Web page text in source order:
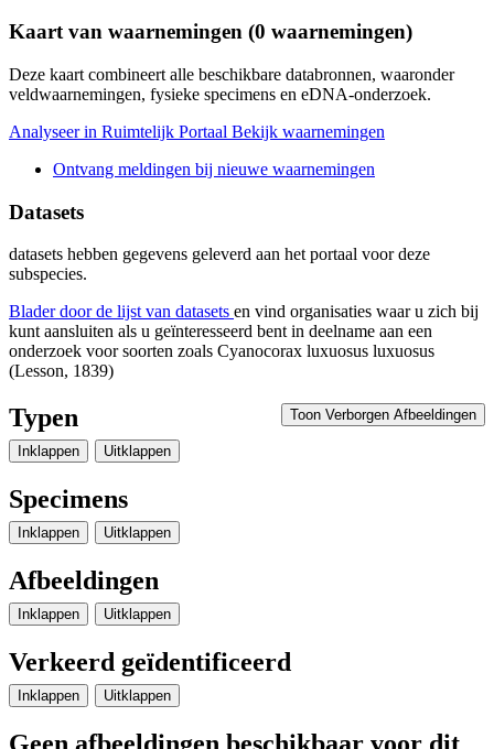
Kaart van waarnemingen (0 waarnemingen)
Deze kaart combineert alle beschikbare databronnen, waaronder
veldwaarnemingen, fysieke specimens en eDNA-onderzoek.
Analyseer in Ruimtelijk Portaal Bekijk waarnemingen
Ontvang meldingen bij nieuwe waarnemingen
Datasets
datasets hebben gegevens geleverd aan het portaal voor deze
subspecies.
Blader door de lijst van datasets en vind organisaties waar u zich bij
kunt aansluiten als u geïnteresseerd bent in deelname aan een
onderzoek voor soorten zoals Cyanocorax luxuosus luxuosus
(Lesson, 1839)
Toon Verborgen Afbeeldingen
Typen
Inklappen Uitklappen
Specimens
Inklappen Uitklappen
Afbeeldingen
Inklappen Uitklappen
Verkeerd geïdentificeerd
Inklappen Uitklappen